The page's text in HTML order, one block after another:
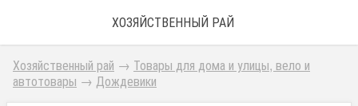
ХОЗЯЙСТВЕННЫЙ РАЙ
Хозяйственный рай → Товары для дома и улицы, вело и
автотовары → Дождевики